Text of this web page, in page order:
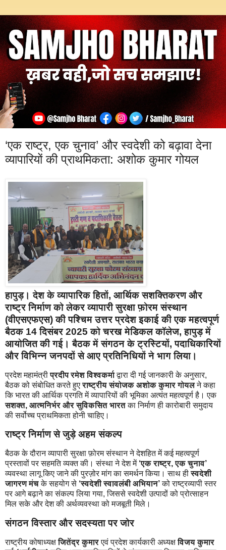
‘एक राष्ट्र, एक चुनाव’ और स्वदेशी को बढ़ावा देना
व्यापारियों की प्राथमिकता: अशोक कुमार गोयल
हापुड़।देश के व्यापारिक हितों, आर्थिक सशक्तिकरण और
राष्ट्र निर्माण को लेकरव्यापारी सुरक्षा फ़ोरम संस्थान
(वीएसएफएस)की पश्चिम उत्तर प्रदेश इकाई की एक महत्वपूर्ण
बैठक 14 दिसंबर 2025 कोचरख मेडिकल कॉलेज, हापुड़में
आयोजित की गई। बैठक में संगठन के ट्रस्टियों, पदाधिकारियों
और विभिन्न जनपदों से आए प्रतिनिधियों ने भाग लिया।
प्रदेश महामंत्रीप्रदीप रमेश विश्वकर्माद्वारा दी गई जानकारी के अनुसार,
बैठक को संबोधित करते हुएराष्ट्रीय संयोजक अशोक कुमार गोयलने कहा
कि भारत की आर्थिक प्रगति में व्यापारियों की भूमिका अत्यंत महत्वपूर्ण है। एक
सशक्त, आत्मनिर्भर और सुविकसित भारतका निर्माण ही कारोबारी समुदाय
की सर्वोच्च प्राथमिकता होनी चाहिए।
राष्ट्र निर्माण से जुड़े अहम संकल्प
बैठक के दौरान व्यापारी सुरक्षा फ़ोरम संस्थान ने देशहित में कई महत्वपूर्ण
प्रस्तावों पर सहमति व्यक्त की। संस्था ने देश में ‘एक राष्ट्र, एक चुनाव’
व्यवस्था लागू किए जाने की पुरज़ोर मांग का समर्थन किया। साथ हीस्वदेशी
जागरण मंचके सहयोग से ‘स्वदेशी स्वावलंबी अभियान’को राष्ट्रव्यापी स्तर
पर आगे बढ़ाने का संकल्प लिया गया, जिससे स्वदेशी उत्पादों को प्रोत्साहन
मिल सके और देश की अर्थव्यवस्था को मजबूती मिले।
संगठन विस्तार और सदस्यता पर जोर
राष्ट्रीय कोषाध्यक्षजितेंद्र कुमारएवं प्रदेश कार्यकारी अध्यक्षविजय कुमार